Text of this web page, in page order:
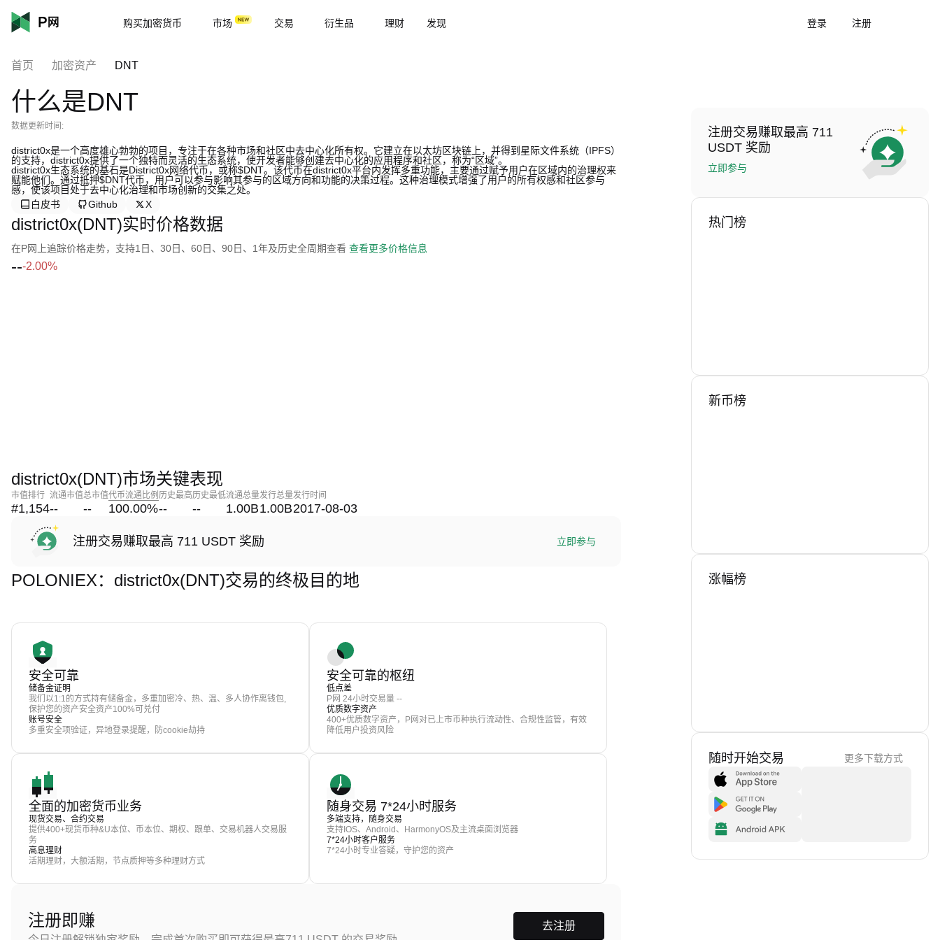
购买加密货币 市场 交易 衍生品 理财 发现 登录 注册
首页 加密资产 DNT
什么是DNT
数据更新时间:
district0x是一个高度雄心勃勃的项目，专注于在各种市场和社区中去中心化所有权。它建立在以太坊区块链上，并得到星际文件系统（IPFS）
的支持，district0x提供了一个独特而灵活的生态系统，使开发者能够创建去中心化的应用程序和社区，称为“区域”。
district0x生态系统的基石是District0x网络代币，或称$DNT。该代币在district0x平台内发挥多重功能，主要通过赋予用户在区域内的治理权来
赋能他们。通过抵押$DNT代币，用户可以参与影响其参与的区域方向和功能的决策过程。这种治理模式增强了用户的所有权感和社区参与
感，使该项目处于去中心化治理和市场创新的交集之处。
白皮书
Github X
district0x(DNT)实时价格数据
在P网上追踪价格走势，支持1日、30日、60日、90日、1年及历史全周期查看 查看更多价格信息
---2.00%
district0x(DNT)市场关键表现
市值排行
#1,154
流通市值
--
总市值
--
代币流通比例
100.00%
历史最高
--
历史最低
--
流通总量
1.00B
发行总量
1.00B
发行时间
2017-08-03
注册交易赚取最高 711 USDT 奖励 立即参与
POLONIEX：district0x(DNT)交易的终极目的地
安全可靠
储备金证明
我们以1:1的方式持有储备金，多重加密冷、热、温、多人协作离钱包,
保护您的资产安全资产100%可兑付
账号安全
多重安全项验证，异地登录提醒，防cookie劫持
安全可靠的枢纽
低点差
P网 24小时交易量 --
优质数字资产
400+优质数字资产，P网对已上市币种执行流动性、合规性监管，有效
降低用户投资风险
全面的加密货币业务
现货交易、合约交易
提供400+现货币种&U本位、币本位、期权、跟单、交易机器人交易服
务
高息理财
活期理财，大额活期，节点质押等多种理财方式
随身交易 7*24小时服务
多端支持，随身交易
支持IOS、Android、HarmonyOS及主流桌面浏览器
7*24小时客户服务
7*24小时专业答疑，守护您的资产
注册即赚 去注册
注册交易赚取最高 711
USDT 奖励
立即参与
热门榜
新币榜
涨幅榜
随时开始交易 更多下载方式